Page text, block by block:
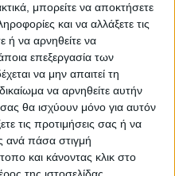
μπορείτε να αποκτήσετε
και να αλλάξετε τις
ή να αρνηθείτε να
επεξεργασία των
να μην απαιτεί τη
να αρνηθείτε αυτήν
θα ισχύουν μόνο για αυτόν
τις προτιμήσεις σας ή να
ανά πάσα στιγμή
και κάνοντας κλικ στο
της Die Welt περί
ή κατάρριψη
χαρακτηριστικό
προέδρου.
κάποια
το εν λόγω
ο Ερντογάν